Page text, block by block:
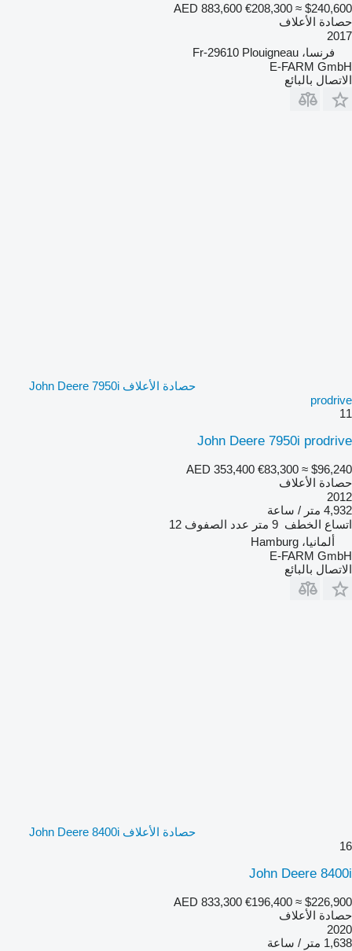
AED 883,600 €208,300 ≈ $240,600
حصادة الأعلاف
2017
فرنسا، Fr-29610 Plouigneau
E-FARM GmbH
الاتصال بالبائع
حصادة الأعلاف John Deere 7950i
prodrive
11
John Deere 7950i prodrive
AED 353,400 €83,300 ≈ $96,240
حصادة الأعلاف
2012
4,932 متر / ساعة
اتساع الخطف 9 متر عدد الصفوف 12
ألمانيا، Hamburg
E-FARM GmbH
الاتصال بالبائع
حصادة الأعلاف John Deere 8400i
16
John Deere 8400i
AED 833,300 €196,400 ≈ $226,900
حصادة الأعلاف
2020
1,638 متر / ساعة